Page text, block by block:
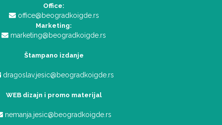
Office:
office@beogradkoigde.rs
Marketing:
marketing@beogradkoigde.rs
Štampano izdanje
dragoslav.jesic@beogradkoigde.rs
WEB dizajn i promo materijal
nemanja.jesic@beogradkoigde.rs